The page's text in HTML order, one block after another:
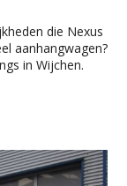
die Nexus
aanhangwagen?
in Wijchen.